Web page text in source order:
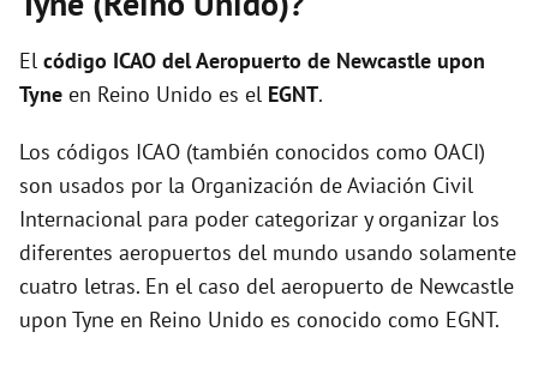
El código ICAO delAeropuerto de Newcastle upon
Tyne en Reino Unido es el EGNT.
Los códigos ICAO (también conocidos como OACI)
son usados por la Organización de Aviación Civil
Internacional para poder categorizar y organizar los
diferentes aeropuertos del mundo usando solamente
cuatro letras. En el caso del aeropuerto de Newcastle
upon Tyne en Reino Unido es conocido como EGNT.